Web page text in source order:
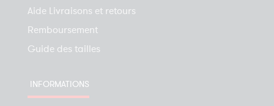
Aide Livraisons et retours
Remboursement
Guide des tailles
INFORMATIONS